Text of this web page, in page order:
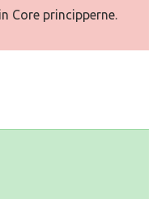
Core principperne.